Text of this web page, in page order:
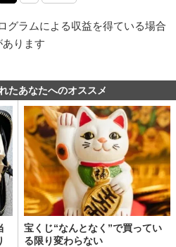
グラムによる収益を得ている場合
あります
たあなたへのオススメ
宝くじ“なんとなく”で買ってい
る限り変わらない